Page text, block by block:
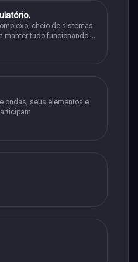
cheio de sistemas
manter tudo funcionando.
de várias formas e
situações.
ondas, seus elementos e